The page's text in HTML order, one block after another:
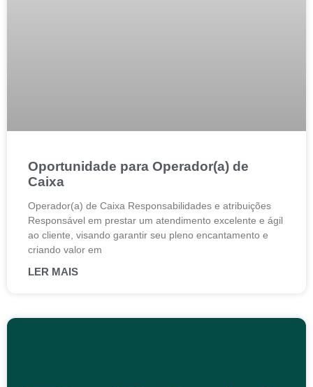
Oportunidade para Operador(a) de
Caixa
Operador(a) de Caixa Responsabilidades e atribuições
Responsável em prestar um atendimento excelente e ágil
ao cliente, visando garantir seu pleno encantamento e
criando valor em
LER MAIS